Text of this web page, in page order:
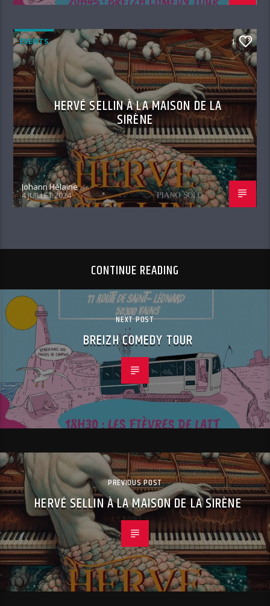
EVENTS 1
HERVÉ SELLIN À LA MAISON DE LA
SIRÈNE
Johann Hélaine
4 JUILLET 2024
CONTINUE READING
NEXT POST
BREIZH COMEDY TOUR
PREVIOUS POST
HERVÉ SELLIN À LA MAISON DE LA SIRÈNE